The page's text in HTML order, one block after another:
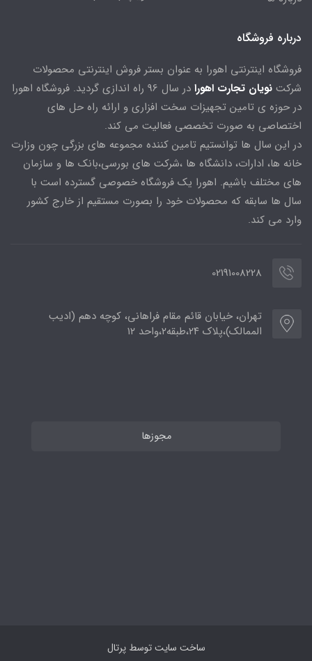
درباره فروشگاه
فروشگاه اینترنتی اهورا به عنوان بستر فروش اینترنتی محصولات
شرکت نویان تجارت اهورا
در سال 96 راه اندازی گردید. فروشگاه اهورا
در حوزه ی تامین تجهیزات سخت افزاری و ارائه راه حل های
اختصاصی به صورت تخصصی فعالیت می کند.
در این سال ها توانستیم تامین کننده مجموعه های بزرگی چون وزارت
خانه ها، ادارات، دانشگاه ها ،شرکت های بورسی،بانک ها و سازمان
های مختلف باشیم. اهورا یک فروشگاه خصوصی گسترده است با
سال ها سابقه که محصولات خود را بصورت مستقیم از خارج کشور
وارد می کند.
02191008228
تهران، خیابان قائم مقام فراهانی، کوچه دهم (ادیب
الممالک)،پلاک ۲۴،طبقه۲،واحد ۱۲
مجوزها
ساخت سایت توسطپرتال